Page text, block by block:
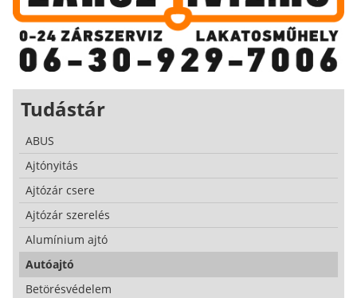
Tudástár
ABUS
Ajtónyitás
Ajtózár csere
Ajtózár szerelés
Alumínium ajtó
Autóajtó
Betörésvédelem